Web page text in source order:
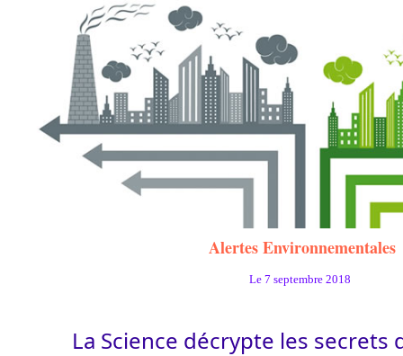
Alertes Environnementales
Le 7 septembre 2018
La Science décrypte les secrets